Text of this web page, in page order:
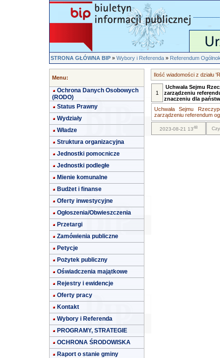
STRONA GŁÓWNA BIP»Wybory i Referenda»Referendum
Menu:
Ochrona Danych Osobowych
(RODO)
Status Prawny
Wydziały
Władze
Struktura organizacyjna
Jednostki pomocnicze
Jednostki podległe
Mienie komunalne
Budżet i finanse
Oferty inwestycyjne
Ogłoszenia/Obwieszczenia
Przetargi
Zamówienia publiczne
Petycje
Pożytek publiczny
Oświadczenia majątkowe
Rejestry i ewidencje
Oferty pracy
Kontakt
Wybory i Referenda
PROGRAMY, STRATEGIE
OCHRONA ŚRODOWISKA
Raport o stanie gminy
Ilość wiadomości z działu
1
Uchwała Sejmu
zarządzeniu
znaczeniu dla
Uchwała Sejmu
zarządzeniu referendum
2023-08-21 1348